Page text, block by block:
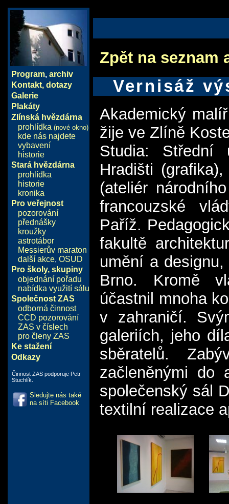
Program, archiv
Kontakt, dotazy
Galerie
Plakáty
Zlínská hvězdárna
prohlídka (nové okno)
kde nás najdete
vybavení
historie
Stará hvězdárna
prohlídka
historie
kronika
Pro veřejnost
pozorování
přednášky
kroužky
astrotábor
Messierův maraton
další akce, OSUD
Pro školy, skupiny
objednání pořadu
nabídka využití sálu
Společnost ZAS
odborná činnost
CCD pozorování
ZAS v číslech
pro členy ZAS
Ke stažení
Odkazy
Činnost ZAS podporuje Petr
Stuchlík.
Sledujte nás také
na síti Facebook
Zpět na seznam
Vernisáž
Akademický
žije ve Zlíně
Studia: Střední
Hradišti
(ateliér
francouzské
Paříž.
fakultě
umění a
Brno. Kromě
účastnil mnoha
v zahraničí.
galeriích, jeho
sběratelů.
začleněnými do
společenský sál
textilní realizace